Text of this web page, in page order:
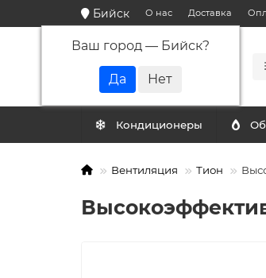
Бийск
Ваш город — Бийск?
О нас Доставка
Кондиционеры
Вентиляция Тион